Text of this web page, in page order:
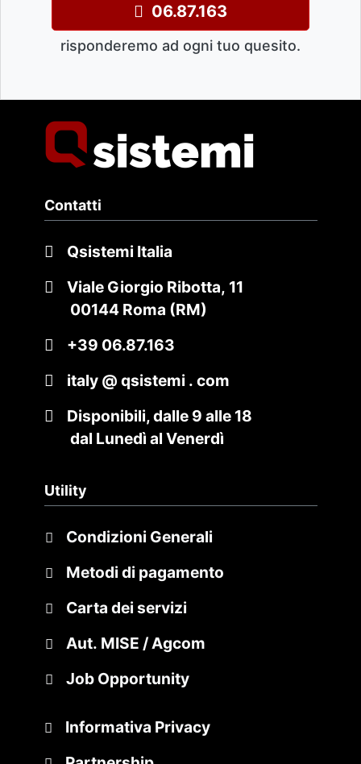
06.87.163
risponderemo ad ogni tuo quesito.
Contatti
Qsistemi Italia
Viale Giorgio Ribotta, 11
00144 Roma (RM)
+39 06.87.163
italy @ qsistemi . com
Disponibili, dalle 9 alle 18
dal Lunedì al Venerdì
Utility
Condizioni Generali
Metodi di pagamento
Carta dei servizi
Aut. MISE / Agcom
Job Opportunity
Informativa Privacy